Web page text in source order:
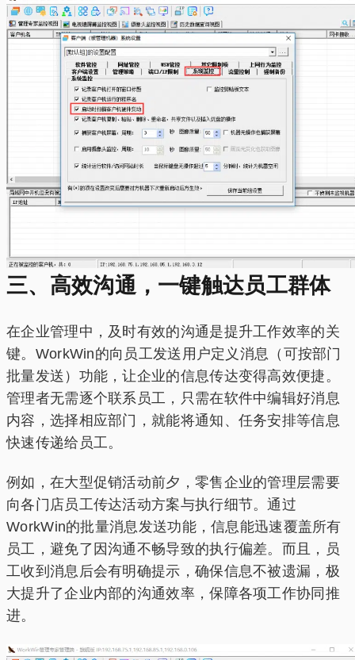
三、高效沟通，一键触达员工群体
在企业管理中，及时有效的沟通是提升工作效率的关
键。WorkWin的向员工发送用户定义消息（可按部门
批量发送）功能，让企业的信息传达变得高效便捷。
管理者无需逐个联系员工，只需在软件中编辑好消息
内容，选择相应部门，就能将通知、任务安排等信息
快速传递给员工。
例如，在大型促销活动前夕，零售企业的管理层需要
向各门店员工传达活动方案与执行细节。通过
WorkWin的批量消息发送功能，信息能迅速覆盖所有
员工，避免了因沟通不畅导致的执行偏差。而且，员
工收到消息后会有明确提示，确保信息不被遗漏，极
大提升了企业内部的沟通效率，保障各项工作协同推
进。